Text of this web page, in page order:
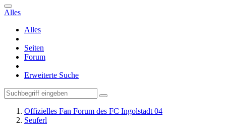
Alles
Alles
Seiten
Forum
Erweiterte Suche
Offizielles Fan Forum des FC Ingolstadt 04
Seuferl